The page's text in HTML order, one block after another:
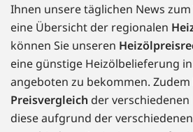
Ihnen unsere täglichen News
eine Übersicht der regionalen
können Sie unseren
eine günstige Heizölbelieferung
angeboten zu bekommen.
Preisvergleich der
diese aufgrund der